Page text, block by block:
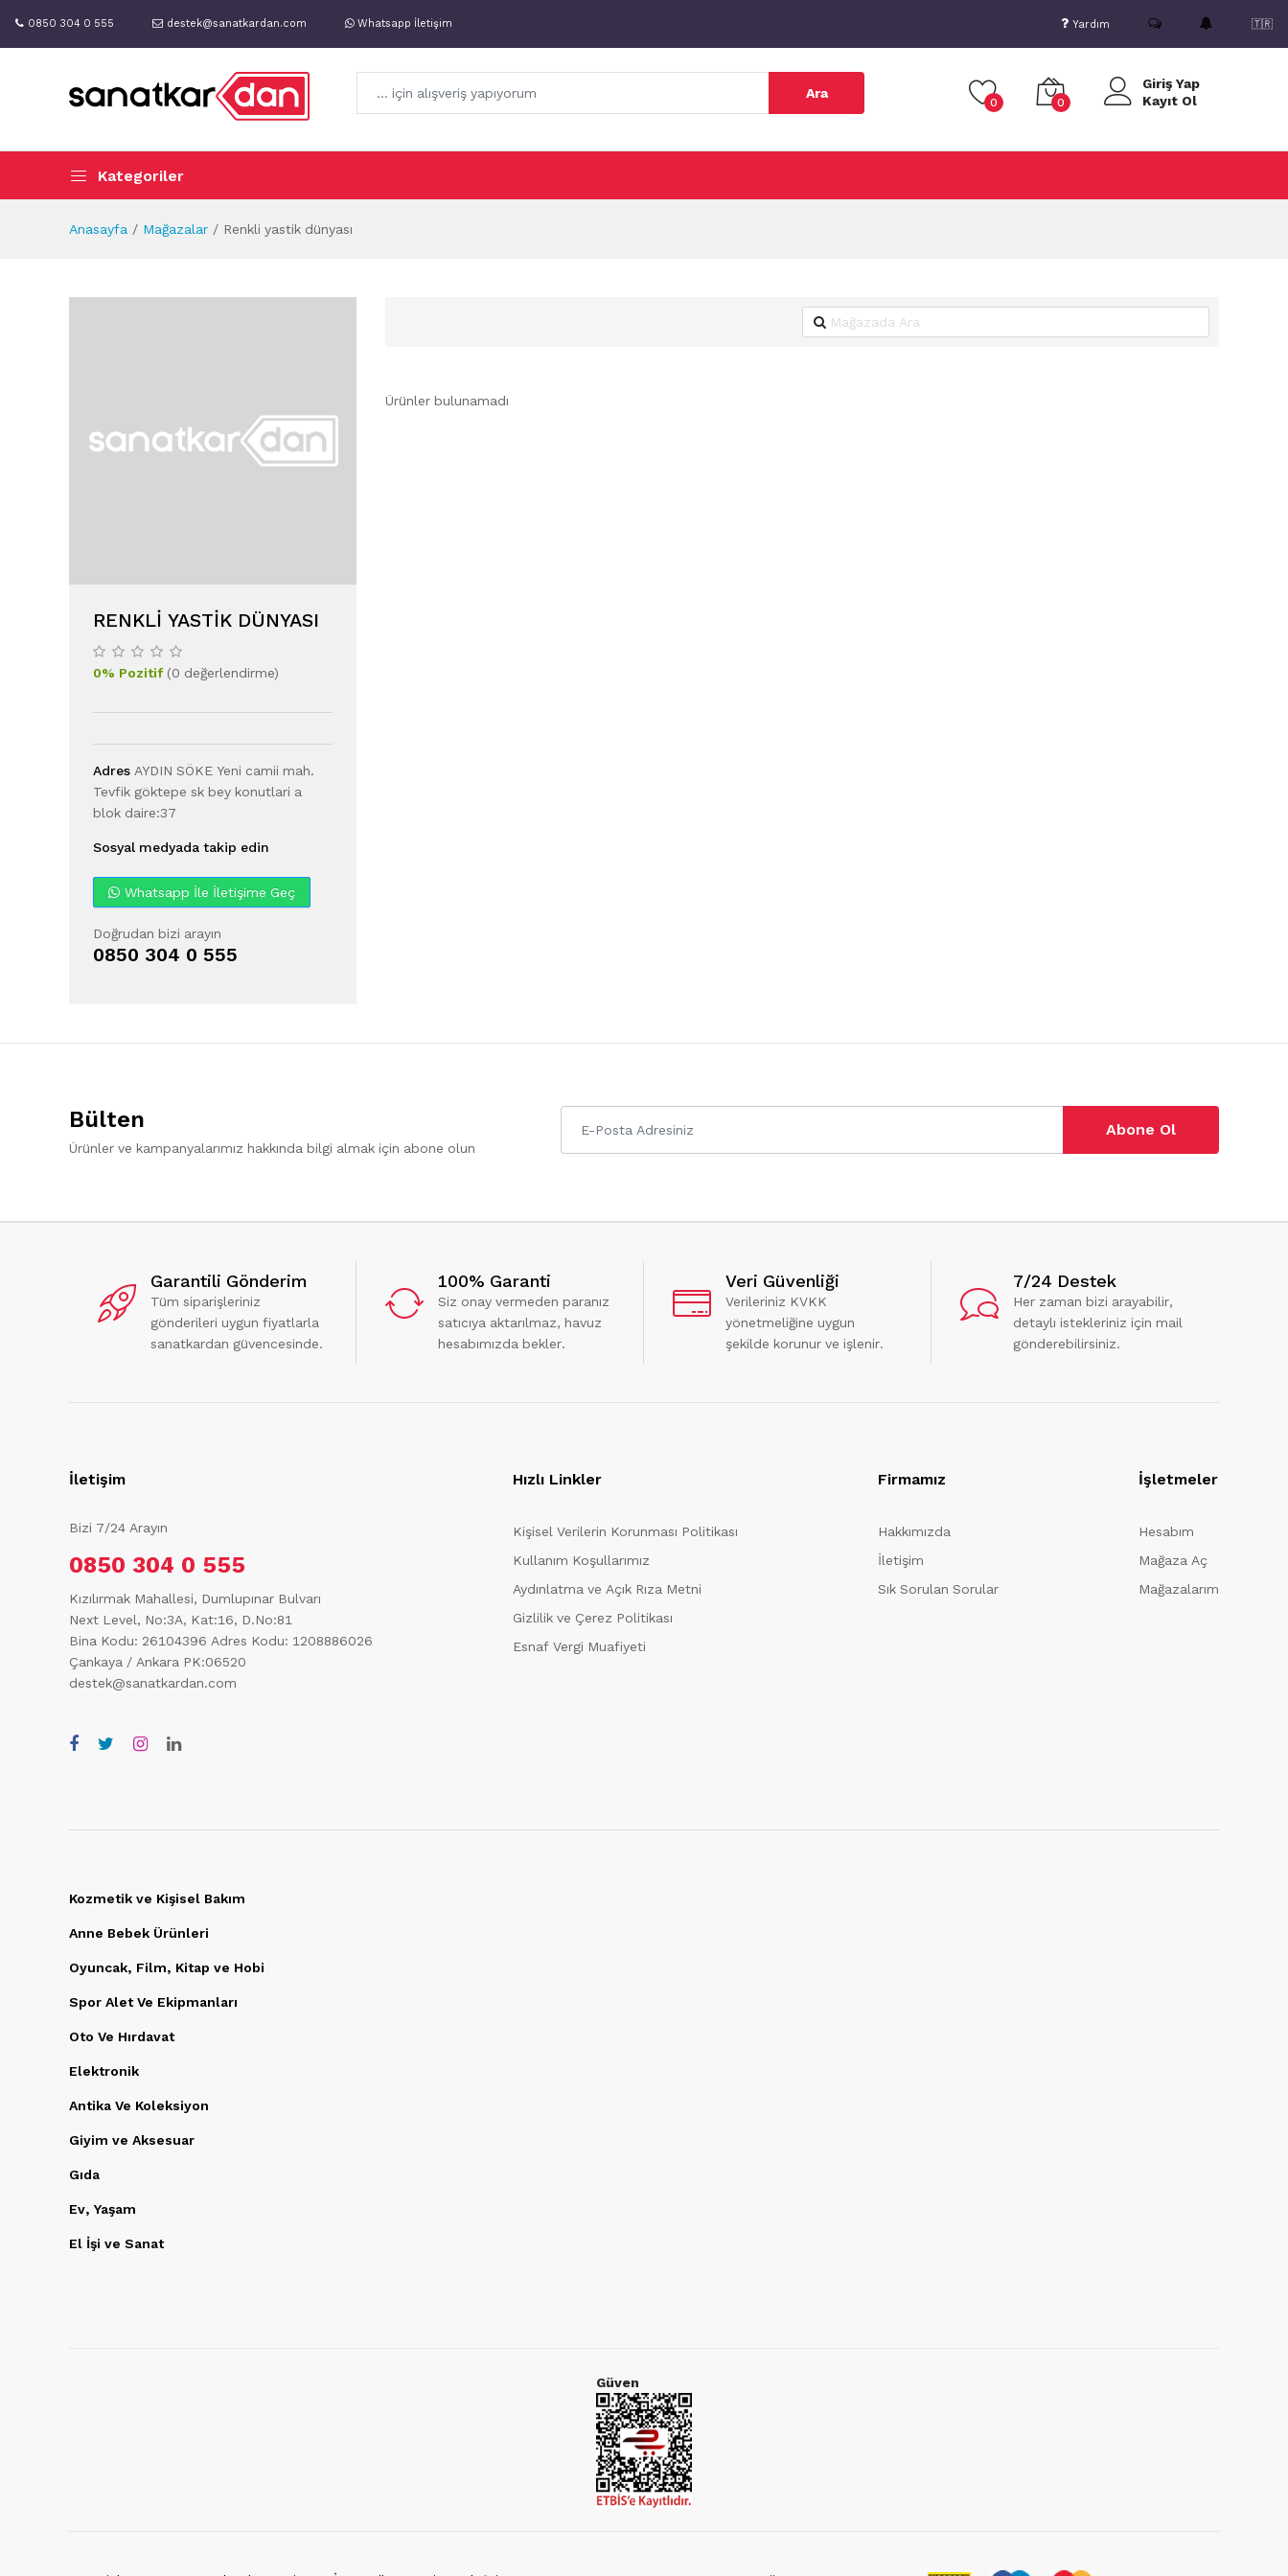
0850 304 0 555 destek@sanatkardan.com Whatsapp İletişim Yardım 🇹🇷
Ara
0 0
Giriş Yap
Kayıt Ol
Kategoriler
Anasayfa Mağazalar Renkli yastik dünyası
RENKLI YASTIK DÜNYASI
0% Pozitif(0 değerlendirme)
Adres AYDIN SÖKE Yeni camii mah.
Tevfik göktepe sk bey konutlari a
blok daire:37
Sosyal medyada takip edin
Whatsapp İle İletişime Geç
Doğrudan bizi arayın
0850 304 0 555
Ürünler bulunamadı
Bülten
Ürünler ve kampanyalarımız hakkında bilgi almak için abone olun
Abone Ol
Garantili Gönderim
Tüm siparişleriniz
gönderileri uygun fiyatlarla
sanatkardan güvencesinde.
100% Garanti
Siz onay vermeden paranız
satıcıya aktarılmaz, havuz
hesabımızda bekler.
Veri Güvenliği
Verileriniz KVKK
yönetmeliğine uygun
şekilde korunur ve işlenir.
7/24 Destek
Her zaman bizi arayabilir,
detaylı istekleriniz için mail
gönderebilirsiniz.
İletişim
Bizi 7/24 Arayın
0850 304 0 555
Kızılırmak Mahallesi, Dumlupınar Bulvarı
Next Level, No:3A, Kat:16, D.No:81
Bina Kodu: 26104396 Adres Kodu: 1208886026
Çankaya / Ankara PK:06520
destek@sanatkardan.com
Hızlı Linkler
Kişisel Verilerin Korunması Politikası
Kullanım Koşullarımız
Aydınlatma ve Açık Rıza Metni
Gizlilik ve Çerez Politikası
Esnaf Vergi Muafiyeti
Firmamız
Hakkımızda
İletişim
Sık Sorulan Sorular
İşletmeler
Hesabım
Mağaza Aç
Mağazalarım
Kozmetik ve Kişisel Bakım
Anne Bebek Ürünleri
Oyuncak, Film, Kitap ve Hobi
Spor Alet Ve Ekipmanları
Oto Ve Hırdavat
Elektronik
Antika Ve Koleksiyon
Giyim ve Aksesuar
Gıda
Ev, Yaşam
El İşi ve Sanat
Güven